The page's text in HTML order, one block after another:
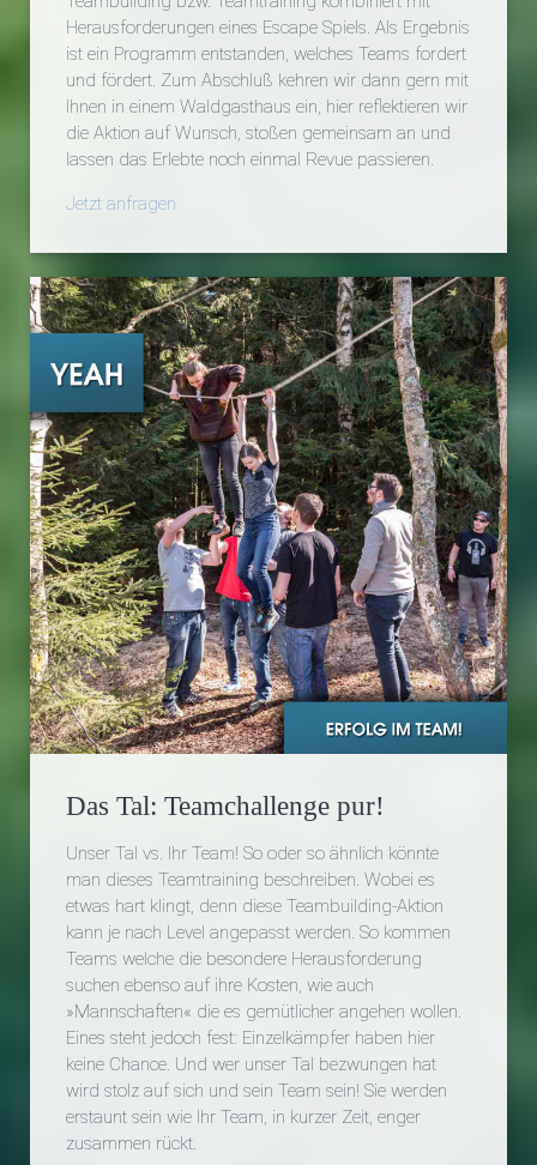
Herausforderungen eines Escape Spiels. Als Ergebnis
ist ein Programm entstanden, welches Teams fordert
und fördert. Zum Abschluß kehren wir dann gern mit
Ihnen in einem Waldgasthaus ein, hier reflektieren wir
die Aktion auf Wunsch, stoßen gemeinsam an und
lassen das Erlebte noch einmal Revue passieren.
Jetzt anfragen
Das Tal: Teamchallenge pur!
Unser Tal vs. Ihr Team! So oder so ähnlich könnte
man dieses Teamtraining beschreiben. Wobei es
etwas hart klingt, denn diese Teambuilding-Aktion
kann je nach Level angepasst werden. So kommen
Teams welche die besondere Herausforderung
suchen ebenso auf ihre Kosten, wie auch
»Mannschaften« die es gemütlicher angehen wollen.
Eines steht jedoch fest: Einzelkämpfer haben hier
keine Chance. Und wer unser Tal bezwungen hat
wird stolz auf sich und sein Team sein! Sie werden
erstaunt sein wie Ihr Team, in kurzer Zeit, enger
zusammen rückt.